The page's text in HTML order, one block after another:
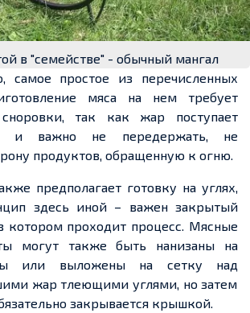
в "семействе" - обычный мангал
самое простое из перечисленных
мяса на нем требует
так как жар поступает
и важно не передержать, не
продуктов, обращенную к огню.
предполагает готовку на углях,
здесь иной – важен закрытый
котором проходит процесс. Мясные
могут также быть нанизаны на
или выложены на сетку над
жар тлеющими углями, но затем
закрывается крышкой.